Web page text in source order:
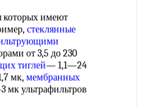
имеют
стеклянные
от 3,5 до 230
тиглей— 1,1—24
мк,мембранных
ультрафильтров